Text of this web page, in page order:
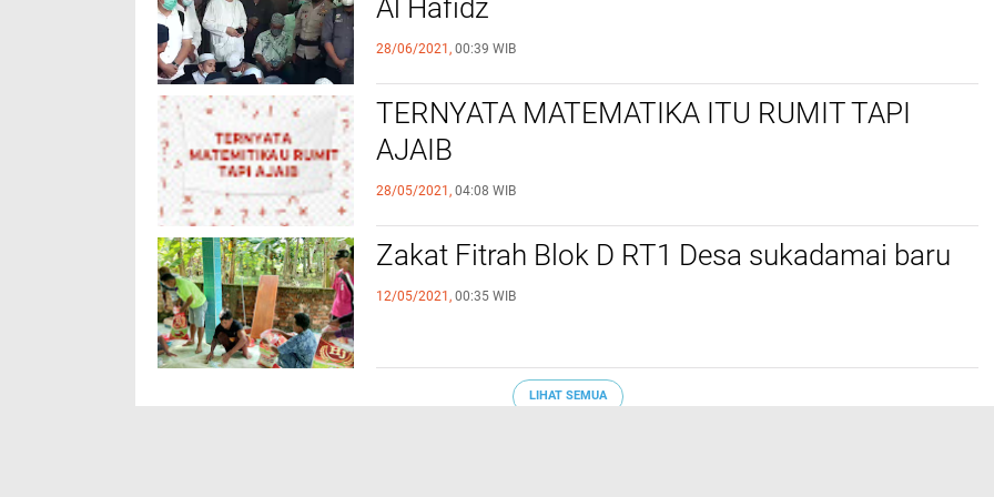
Al Hafidz
28/06/2021, 00:39 WIB
TERNYATA MATEMATIKA ITU RUMIT TAPI
AJAIB
28/05/2021, 04:08 WIB
Zakat Fitrah Blok D RT1 Desa sukadamai baru
12/05/2021, 00:35 WIB
LIHAT SEMUA